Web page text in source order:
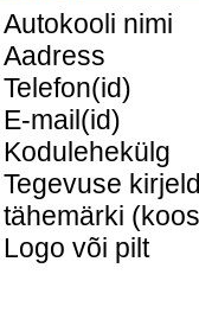
Autokooli nimi
Aadress
Telefon(id)
E-mail(id)
Kodulehekülg
Tegevuse
tähemärki
Logo või pilt